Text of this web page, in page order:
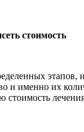
стоимость
этапов,
и именно их
стоимость